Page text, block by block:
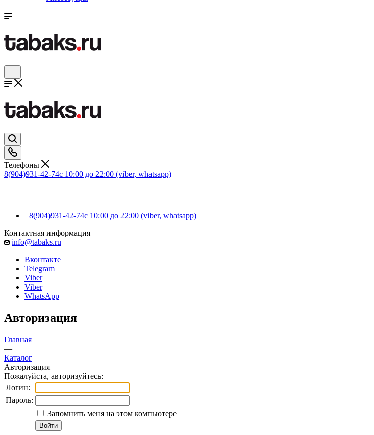
Телефоны
8(904)931-42-74с 10:00 до 22:00 (viber, whatsapp)
8(904)931-42-74с 10:00 до 22:00 (viber, whatsapp)
Контактная информация
info@tabaks.ru
Вконтакте
Telegram
Viber
Viber
WhatsApp
Авторизация
Главная
—
Каталог
Авторизация
Пожалуйста, авторизуйтесь:
Логин:
Пароль:
Запомнить меня на этом компьютере